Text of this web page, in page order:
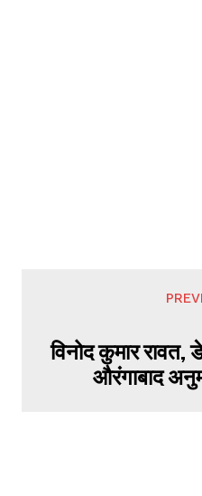
विनोद कुमार रावत,
औरंगाबाद